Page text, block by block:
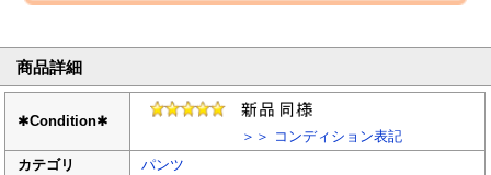
商品詳細
✱Condition✱
＞＞ コンディション表記
カテゴリ
パンツ